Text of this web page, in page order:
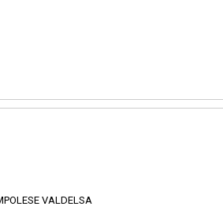
VALDELSA